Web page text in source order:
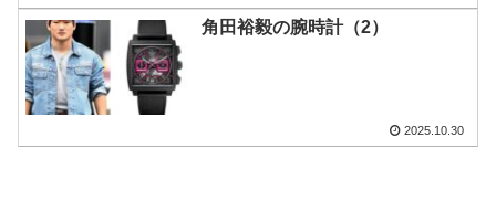
角田裕毅の腕時計（2）
2025.10.30